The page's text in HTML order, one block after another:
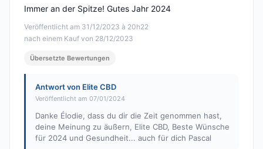
Veröffentlicht am 31/12/2023 à 20h22
nach einem Kauf von 28/12/2023
Immer an der Spitze! Gutes Jahr 2024
Übersetzte Bewertungen
Antwort von Elite CBD
Veröffentlicht am 07/01/2024
Danke Élodie, dass du dir die Zeit genommen hast,
deine Meinung zu äußern, Elite CBD, Beste Wünsche
für 2024 und Gesundheit... auch für dich Pascal